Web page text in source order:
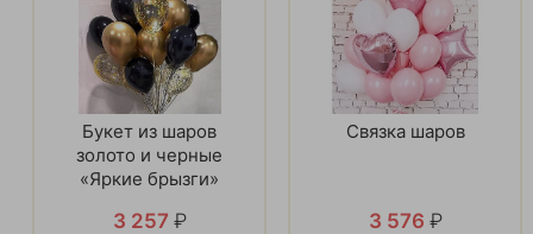
Букет из шаров
золото и черные
«Яркие брызги»
3 257 ₽
Связка шаров
3 576 ₽